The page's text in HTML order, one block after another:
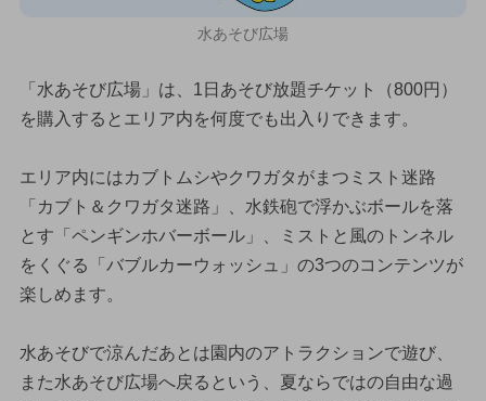
水あそび広場
「水あそび広場」は、1日あそび放題チケット（800円）
を購入するとエリア内を何度でも出入りできます。
エリア内にはカブトムシやクワガタがまつミスト迷路
「カブト＆クワガタ迷路」、水鉄砲で浮かぶボールを落
とす「ペンギンホバーボール」、ミストと風のトンネル
をくぐる「バブルカーウォッシュ」の3つのコンテンツが
楽しめます。
水あそびで涼んだあとは園内のアトラクションで遊び、
また水あそび広場へ戻るという、夏ならではの自由な過